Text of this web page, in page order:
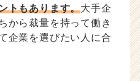
トもあります。大手企
から裁量を持って働き
企業を選びたい人に合